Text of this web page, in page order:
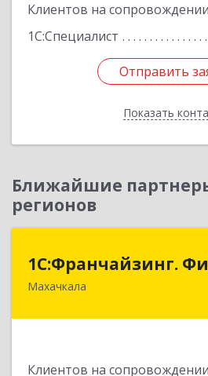
Клиентов на сопровождении
1С:Специалист
Отправить
Показать
Отправить
Назад
Ближайшие
регионов
1С:Франчайзинг.
Махачкала
Клиентов на сопровождении
367030, Дагестан Респ,